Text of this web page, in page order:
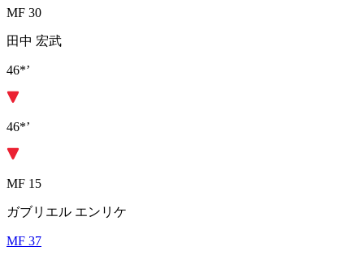
MF 30
田中 宏武
46*’
46*’
MF 15
ガブリエル エンリケ
MF 37